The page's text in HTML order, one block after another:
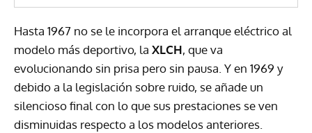
Hasta 1967 no se le incorpora el arranque eléctrico al
modelo más deportivo, la XLCH, que va
evolucionando sin prisa pero sin pausa. Y en 1969 y
debido a la legislación sobre ruido, se añade un
silencioso final con lo que sus prestaciones se ven
disminuidas respecto a los modelos anteriores.